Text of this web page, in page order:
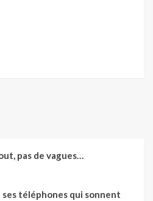
pas de vagues…
ses téléphones qui sonnent